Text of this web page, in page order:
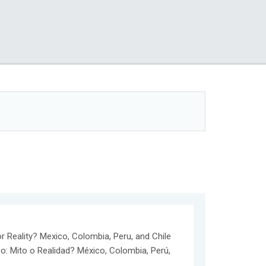
Reality? Mexico, Colombia, Peru, and Chile
Mito o Realidad? México, Colombia, Perú,